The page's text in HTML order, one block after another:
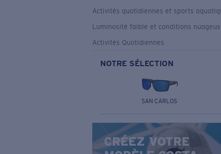
Activités quotidiennes et sports
Luminosité faible et conditions
Activités Quotidiennes
NOTRE SÉLECTION
SAN CARLOS
CRÉEZ VOTRE